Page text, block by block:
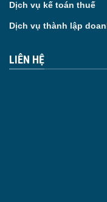
Dịch vụ kế toán thuế
Dịch vụ thành lập
LIÊN HỆ